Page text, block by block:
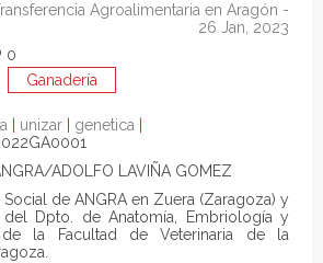
Agroalimentaria en Aragón -
26 Jan, 2023
0
Ganadería
unizar genetica
ADOLFO LAVIÑA GOMEZ
Social de ANGRA en Zuera (Zaragoza) y
Dpto. de Anatomía, Embriología y
de la Facultad de Veterinaria de la